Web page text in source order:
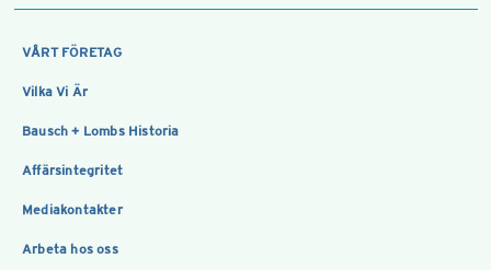
VÅRT FÖRETAG
Vilka Vi Är
Bausch + Lombs Historia
Affärsintegritet
Mediakontakter
Arbeta hos oss